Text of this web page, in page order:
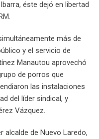
éste dejó en libertad
más de
y el servicio de
Manautou aprovechó
de porros que
las instalaciones
del líder sindical, y
Vázquez.
alcalde de Nuevo Laredo,